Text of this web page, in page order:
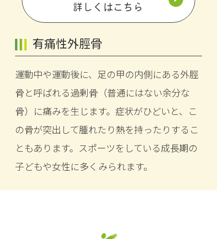
詳しくはこちら
有痛性外脛骨
運動中や運動後に、足の甲の内側にある外脛
骨と呼ばれる過剰骨（普通にはない余分な
骨）に痛みを生じます。症状がひどいと、こ
の骨が突出して腫れたり熱を持ったりするこ
ともあります。スポーツをしている成長期の
子どもや女性に多くみられます。